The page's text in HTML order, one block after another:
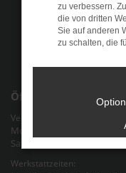
Datenschutz
Cookie-Einstellungen
Impressum
Öffnungszeiten
Verkauf & Verwaltung:
Mo - Fr: 9 - 12 und 13 - 18
Sa: nach Vereinbarung
Werkstattzeiten:
zu verbessern.
die von dritten
Sie auf anderen
zu schalten, die